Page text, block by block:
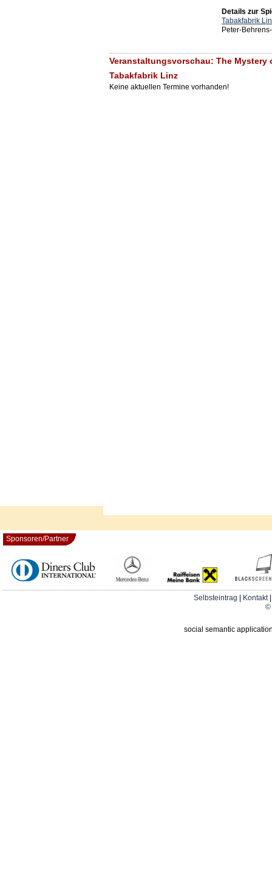
Details zur
Tabakfabrik
Peter-
Veranstaltungsvorschau: The Mystery
Tabakfabrik Linz
Keine aktuellen Termine vorhanden!
Sponsoren/Partner
Selbsteintrag Kontakt
©
social semantic